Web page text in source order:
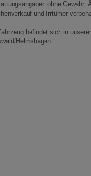
ohne Gewähr,
und Irrtümer
befindet sich in
Helmshagen.